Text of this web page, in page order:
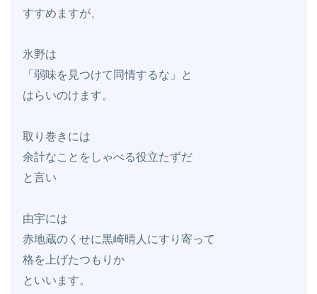
すすめますが、
氷野は
「弱味を見つけて同情するな」と
はらいのけます。
取り巻きには
余計なことをしゃべる役立たずだ
と言い
由宇には
赤地蔵のくせに黒崎晴人にすり寄って
格を上げたつもりか
といいます。